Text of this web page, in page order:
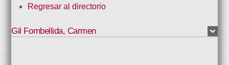
Regresar al directorio
Gil Fombellida, Carmen